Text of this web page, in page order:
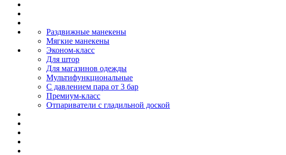
Раздвижные манекены
Мягкие манекены
Эконом-класс
Для штор
Для магазинов одежды
Мультифункциональные
С давлением пара от 3 бар
Премиум-класс
Отпариватели с гладильной доской